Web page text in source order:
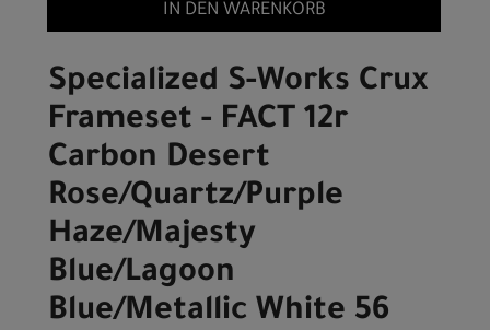
IN DEN WARENKORB
Specialized S-Works Crux
Frameset - FACT 12r
Carbon Desert
Rose/Quartz/Purple
Haze/Majesty
Blue/Lagoon
Blue/Metallic White 56